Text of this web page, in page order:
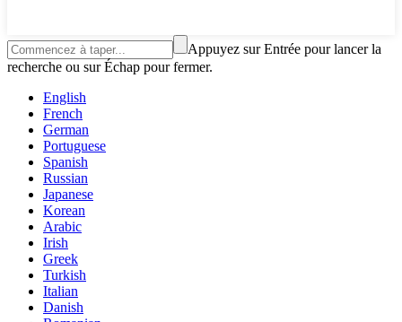
Appuyez sur Entrée pour lancer la
recherche ou sur Échap pour fermer.
English
French
German
Portuguese
Spanish
Russian
Japanese
Korean
Arabic
Irish
Greek
Turkish
Italian
Danish